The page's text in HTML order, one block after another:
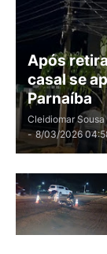
Após
casal se
Parnaíba
Cleidiomar Sousa
- 8/03/2026